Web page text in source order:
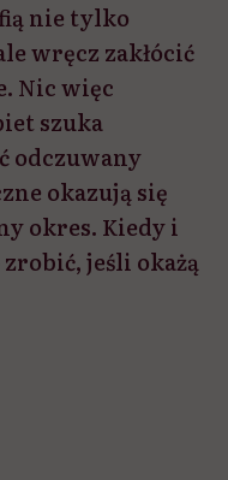
nie tylko
wręcz zakłócić
Nic więc
szuka
odczuwany
okazują się
okres. Kiedy i
jeśli okażą